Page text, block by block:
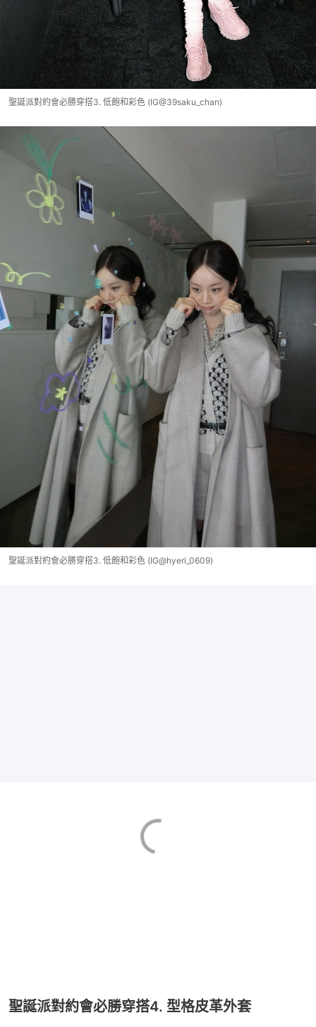
聖誕派對約會必勝穿搭3. 低飽和彩色 (IG@39saku_chan)
聖誕派對約會必勝穿搭3. 低飽和彩色 (IG@hyeri_0609)
聖誕派對約會必勝穿搭4. 型格皮革外套